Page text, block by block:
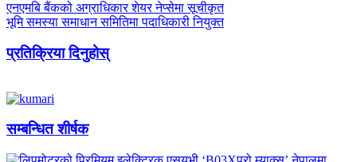
एनएमबि बैंकको अग्राधिकार शेयर नेप्सेमा सूचीकृत
भूमि समस्या समाधान समितिमा पदाधिकारी नियुक्त
प्रतिक्रिया दिनुहोस्
सम्बन्धित शीर्षक